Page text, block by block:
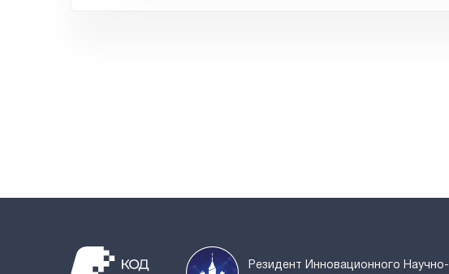
Резидент Инновационного Научно-